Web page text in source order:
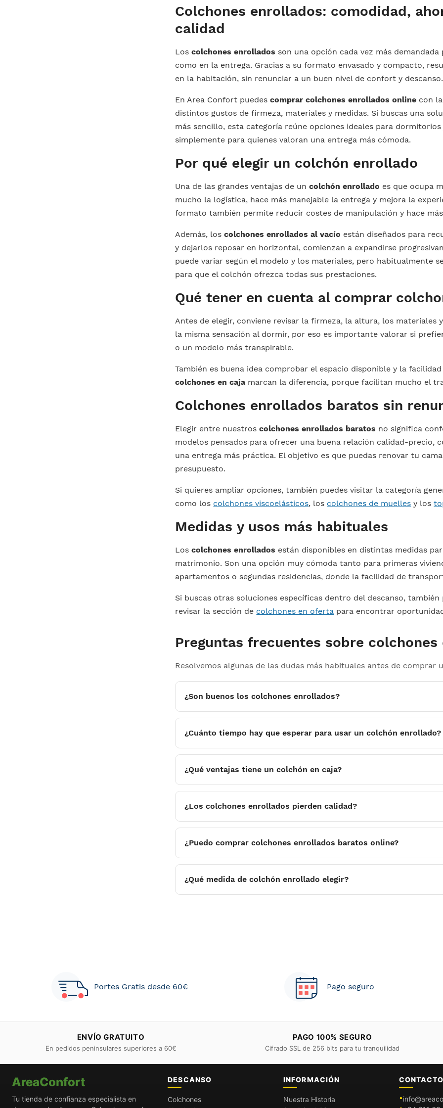
Colchones enrollados: comodidad,
calidad
Loscolchones enrollados son una opción cada vez más
como en la entrega. Gracias a su formato envasado y compacto,
en la habitación, sin renunciar a un buen nivel de confort y descanso.
En Area Confort puedescomprar colchones enrollados online con
distintos gustos de firmeza, materiales y medidas. Si buscas una
más sencillo, esta categoría reúne opciones ideales para
simplemente para quienes valoran una entrega más cómoda.
Por qué elegir un colchón enrollado
Una de las grandes ventajas de uncolchón enrollado es que ocupa
mucho la logística, hace más manejable la entrega y mejora la
formato también permite reducir costes de manipulación y hace
Además, loscolchones enrollados al vacío están diseñados para
y dejarlos reposar en horizontal, comienzan a expandirse
puede variar según el modelo y los materiales, pero habitualmente
para que el colchón ofrezca todas sus prestaciones.
Qué tener en cuenta al comprar
Antes de elegir, conviene revisar la firmeza, la altura, los
la misma sensación al dormir, por eso es importante valorar si
o un modelo más transpirable.
También es buena idea comprobar el espacio disponible y la
colchones en cajamarcan la diferencia, porque facilitan mucho el
Colchones enrollados baratos sin
Elegir entre nuestroscolchones enrollados baratos no significa
modelos pensados para ofrecer una buena relación calidad-precio,
una entrega más práctica. El objetivo es que puedas renovar tu
presupuesto.
Si quieres ampliar opciones, también puedes visitar la categoría
como los colchones viscoelásticos, los colchones de muelles y los
Medidas y usos más habituales
Loscolchones enrollados están disponibles en distintas medidas
matrimonio. Son una opción muy cómoda tanto para primeras
apartamentos o segundas residencias, donde la facilidad de
Si buscas otras soluciones específicas dentro del descanso,
revisar la sección de colchones en oferta para encontrar
Preguntas frecuentes sobre
Resolvemos algunas de las dudas más habituales antes de comprar
¿Son buenos los colchones enrollados?
¿Cuánto tiempo hay que esperar para usar un colchón enrollado?
¿Qué ventajas tiene un colchón en caja?
¿Los colchones enrollados pierden calidad?
¿Puedo comprar colchones enrollados baratos online?
¿Qué medida de colchón enrollado elegir?
Portes Gratis desde 60€ Pago seguro
ENVÍO GRATUITO
En pedidos peninsulares superiores a 60€
PAGO 100% SEGURO
Cifrado SSL de 256 bits para tu tranquilidad
AreaConfort
Tu tienda de confianza especialista en
DESCANSO
Colchones
INFORMACIÓN
Nuestra Historia
CONTACTO